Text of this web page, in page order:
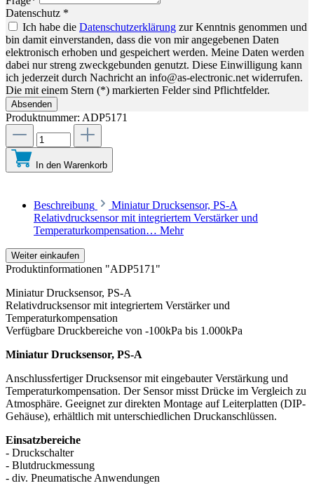
Datenschutz *
Ich habe die Datenschutzerklärung zur Kenntnis genommen und
bin damit einverstanden, dass die von mir angegebenen Daten
elektronisch erhoben und gespeichert werden. Meine Daten werden
dabei nur streng zweckgebunden genutzt. Diese Einwilligung kann
ich jederzeit durch Nachricht an info@as-electronic.net widerrufen.
Die mit einem Stern (*) markierten Felder sind Pflichtfelder.
Absenden
Produktnummer: ADP5171
In den Warenkorb
Beschreibung
Miniatur Drucksensor, PS-A
Relativdrucksensor mit integriertem Verstärker und
Temperaturkompensation… Mehr
Weiter einkaufen
Produktinformationen "ADP5171"
Miniatur Drucksensor, PS-A
Relativdrucksensor mit integriertem Verstärker und
Temperaturkompensation
Verfügbare Druckbereiche von -100kPa bis 1.000kPa
Miniatur Drucksensor, PS-A
Anschlussfertiger Drucksensor mit eingebauter Verstärkung und
Temperaturkompensation. Der Sensor misst Drücke im Vergleich zu
Atmosphäre. Geeignet zur direkten Montage auf Leiterplatten (DIP-
Gehäuse), erhältlich mit unterschiedlichen Druckanschlüssen.
Einsatzbereiche
- Druckschalter
- Blutdruckmessung
- div. Pneumatische Anwendungen